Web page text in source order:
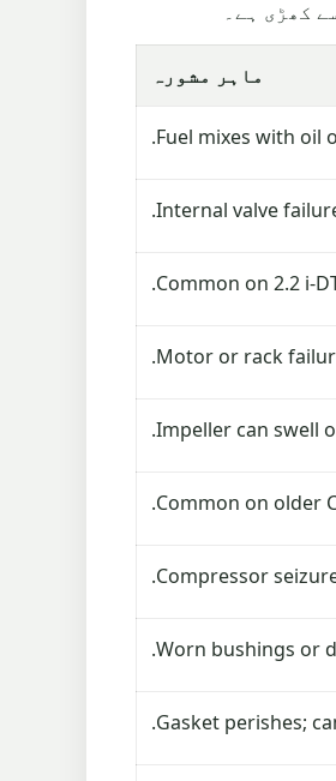
ماہر مشورہ
Fuel mixes with oil
Internal valve
Common on 2.2 i-
Motor or rack
Impeller can swell
Common on older
Compressor
Worn bushings or
Gasket perishes;